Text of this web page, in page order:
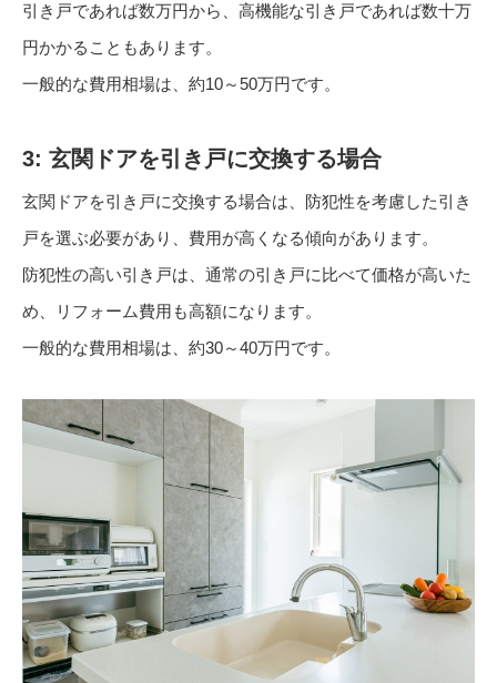
引き戸であれば数万円から、高機能な引き戸であれば数十万
円かかることもあります。
一般的な費用相場は、約10～50万円です。
3: 玄関ドアを引き戸に交換する場合
玄関ドアを引き戸に交換する場合は、防犯性を考慮した引き
戸を選ぶ必要があり、費用が高くなる傾向があります。
防犯性の高い引き戸は、通常の引き戸に比べて価格が高いた
め、リフォーム費用も高額になります。
一般的な費用相場は、約30～40万円です。